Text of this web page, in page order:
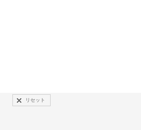
リセット